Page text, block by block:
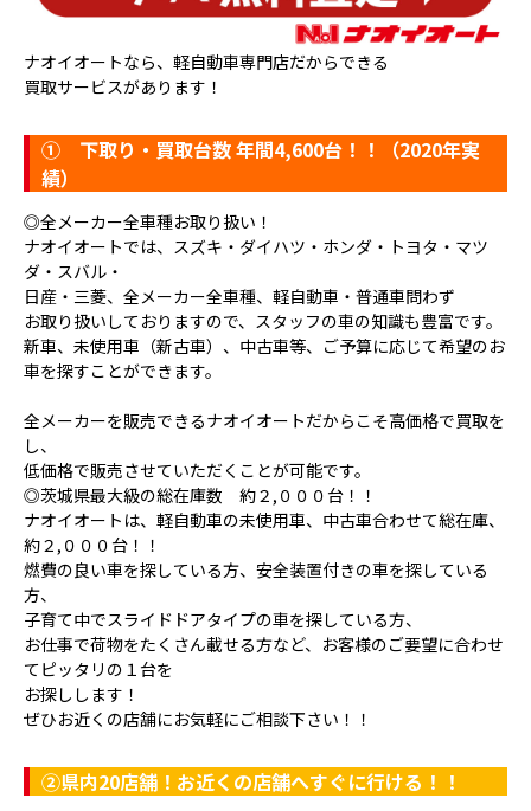
ナオイオートなら、軽自動車専門店だからできる
買取サービスがあります！
① 下取り・買取台数 年間4,600台！！（2020年実
績）
◎全メーカー全車種お取り扱い！
ナオイオートでは、スズキ・ダイハツ・ホンダ・トヨタ・マツ
ダ・スバル・
日産・三菱、全メーカー全車種、軽自動車・普通車問わず
お取り扱いしておりますので、スタッフの車の知識も豊富です。
新車、未使用車（新古車）、中古車等、ご予算に応じて希望のお
車を探すことができます。
全メーカーを販売できるナオイオートだからこそ高価格で買取を
し、
低価格で販売させていただくことが可能です。
◎茨城県最大級の総在庫数 約２,０００台！！
ナオイオートは、軽自動車の未使用車、中古車合わせて総在庫、
約２,０００台！！
燃費の良い車を探している方、安全装置付きの車を探している
方、
子育て中でスライドドアタイプの車を探している方、
お仕事で荷物をたくさん載せる方など、お客様のご要望に合わせ
てピッタリの１台を
お探しします！
ぜひお近くの店舗にお気軽にご相談下さい！！
②県内20店舗！お近くの店舗へすぐに行ける！！